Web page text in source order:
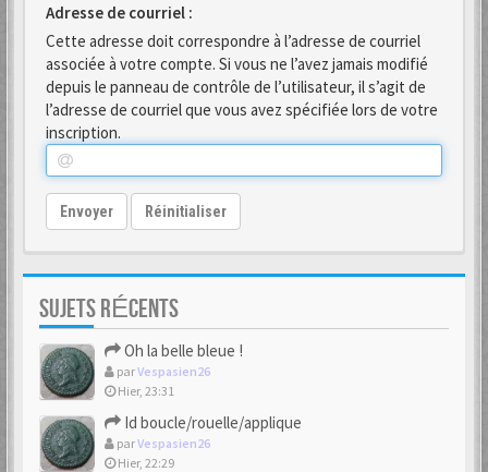
Adresse de courriel :
Cette adresse doit correspondre à l’adresse de courriel
associée à votre compte. Si vous ne l’avez jamais modifié
depuis le panneau de contrôle de l’utilisateur, il s’agit de
l’adresse de courriel que vous avez spécifiée lors de votre
inscription.
Envoyer Réinitialiser
SUJETS RÉCENTS
Oh la belle bleue !
parVespasien26
Hier, 23:31
Id boucle/rouelle/applique
parVespasien26
Hier, 22:29